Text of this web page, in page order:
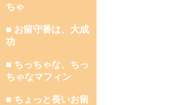
ちゃ
■ お留守番は、大成
功
■ ちっちゃな、ちっ
ちゃなマフィン
■ ちょっと長いお留